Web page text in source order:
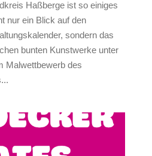
Haßberge ist so einiges
nur ein Blick auf den
sondern das
bunten Kunstwerke unter
Malwettbewerb des